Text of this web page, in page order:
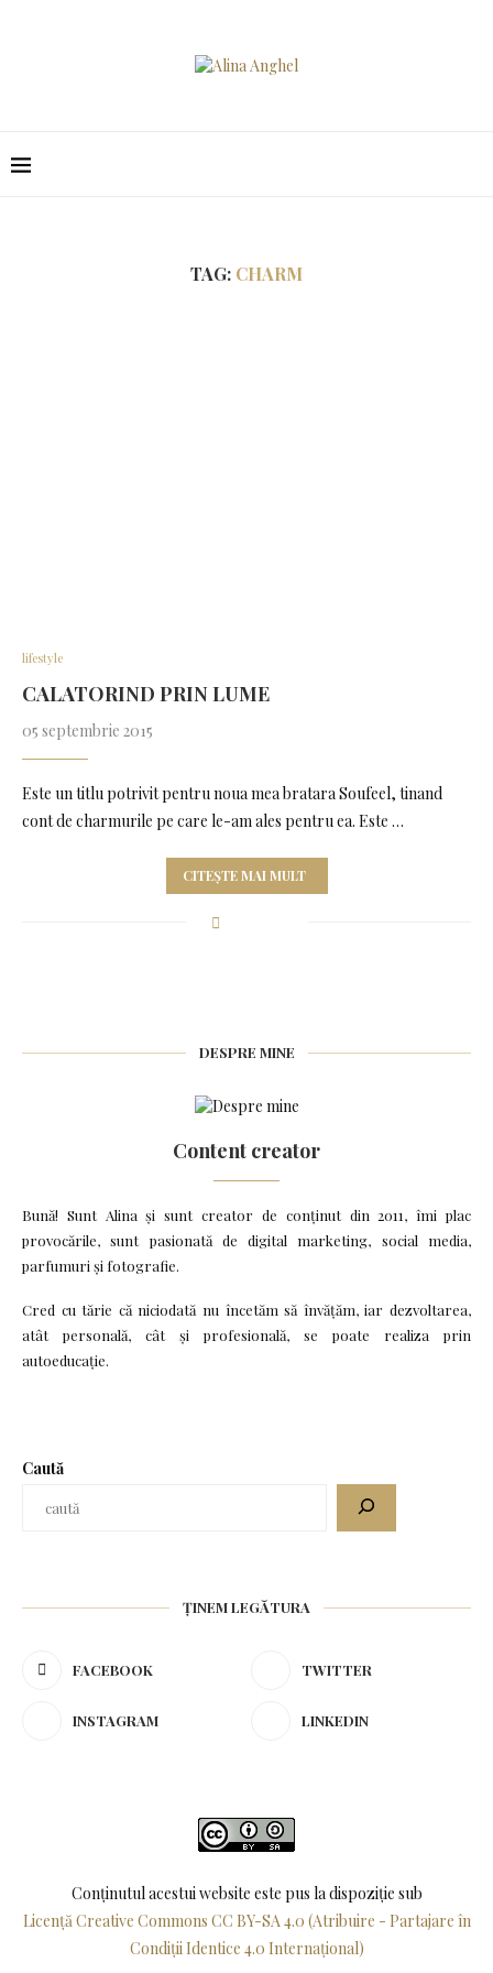
TAG: CHARM
lifestyle
CALATORIND PRIN LUME
05 septembrie 2015
Este un titlu potrivit pentru noua mea bratara Soufeel, tinand
cont de charmurile pe care le-am ales pentru ea. Este …
CITEȘTE MAI MULT
DESPRE MINE
Content creator
Bună! Sunt Alina și sunt creator de conținut din 2011, îmi plac
provocările, sunt pasionată de digital marketing, social media,
parfumuri și fotografie.
Cred cu tărie că niciodată nu încetăm să învățăm, iar dezvoltarea,
atât personală, cât și profesională, se poate realiza prin
autoeducație.
Caută
ȚINEM LEGĂTURA
FACEBOOK TWITTER
INSTAGRAM LINKEDIN
Conținutul acestui website este pus la dispoziţie sub
Licență Creative Commons CC BY-SA 4.0 (Atribuire - Partajare în
Condiții Identice 4.0 Internațional)